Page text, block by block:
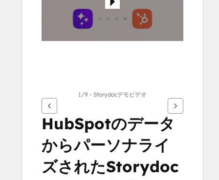
用
し
ま
す
1/9 - Storydocデモビデオ
HubSpotのデータ
からパーソナライ
ズされたStorydoc